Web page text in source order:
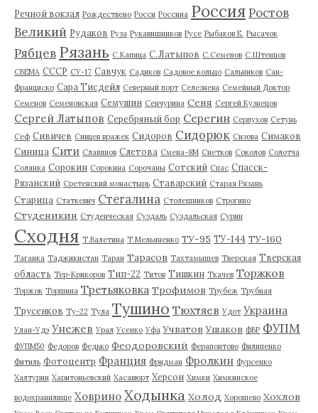
Речной вокзал Рождествено Росси Россина Россия Ростов
Великий Рудаков Руза Рукавишников Русе Рыбаков Е. Рысачок
Рябцев Рязань С.Капица С.Латыпов С.Семенов С.Штенцов
СВЕМА СССР СУ-17 Савчук Садиков Садовое кольцо Сальников Сан-
Франциско Сара Тисдейл Северный порт Селезнева Семейный Доктор
Семенов Семеновская Семушин Сенчурина Сеня Сергей Кузнецов
Сергей Латыпов Серебряный бор Серегин Серпухов Сетунь
Сеф Сивичев Сивцев вражек Сидоров Сидорюк Сизова Симаков
Синица Сити Славянов Слетова Смена-8М Снетков Соколов Солотча
Солянка Сорокин Сорокина Сорочаны Сотский Спас Спасск-
Рязанский Сретенский монастырь Ставарский Старая Рязань
Старица Статкевич Стегалина Столешников Строгино
Студеникин Студенческая Суздаль Суздальская Сурин
Сходня Т.Валетина Т.Мельяненко ТУ-95 ТУ-144 ТУ-160
Таганка Таджикистан Таран Тарасов Тахтамышев Тверская Тверская
область Тер-Крикоров Тип-22 Титов Тишкин Ткачев Торжков
Торжок Торшина Третьяковка Трофимов Трубеж Трубная
Трусенков Ту-22 Тула Тушино Тюхтяев Удот Украина
Улан-Удэ Унежев Урал Усенко Уфа Учватов Ушаков ФВР ФУПМ
ФУПМ50 Федоров Федько Феодоровский Ферапонтово Филипенко
Фитиль Фотоцентр Франция Фридман Фролкин Фурсенко
Халтурин Харитоньевский Хасавюрт Херсон Химки Химкинское
водохранилище Ховрино Ходынка Холод Хорошево Хохлов